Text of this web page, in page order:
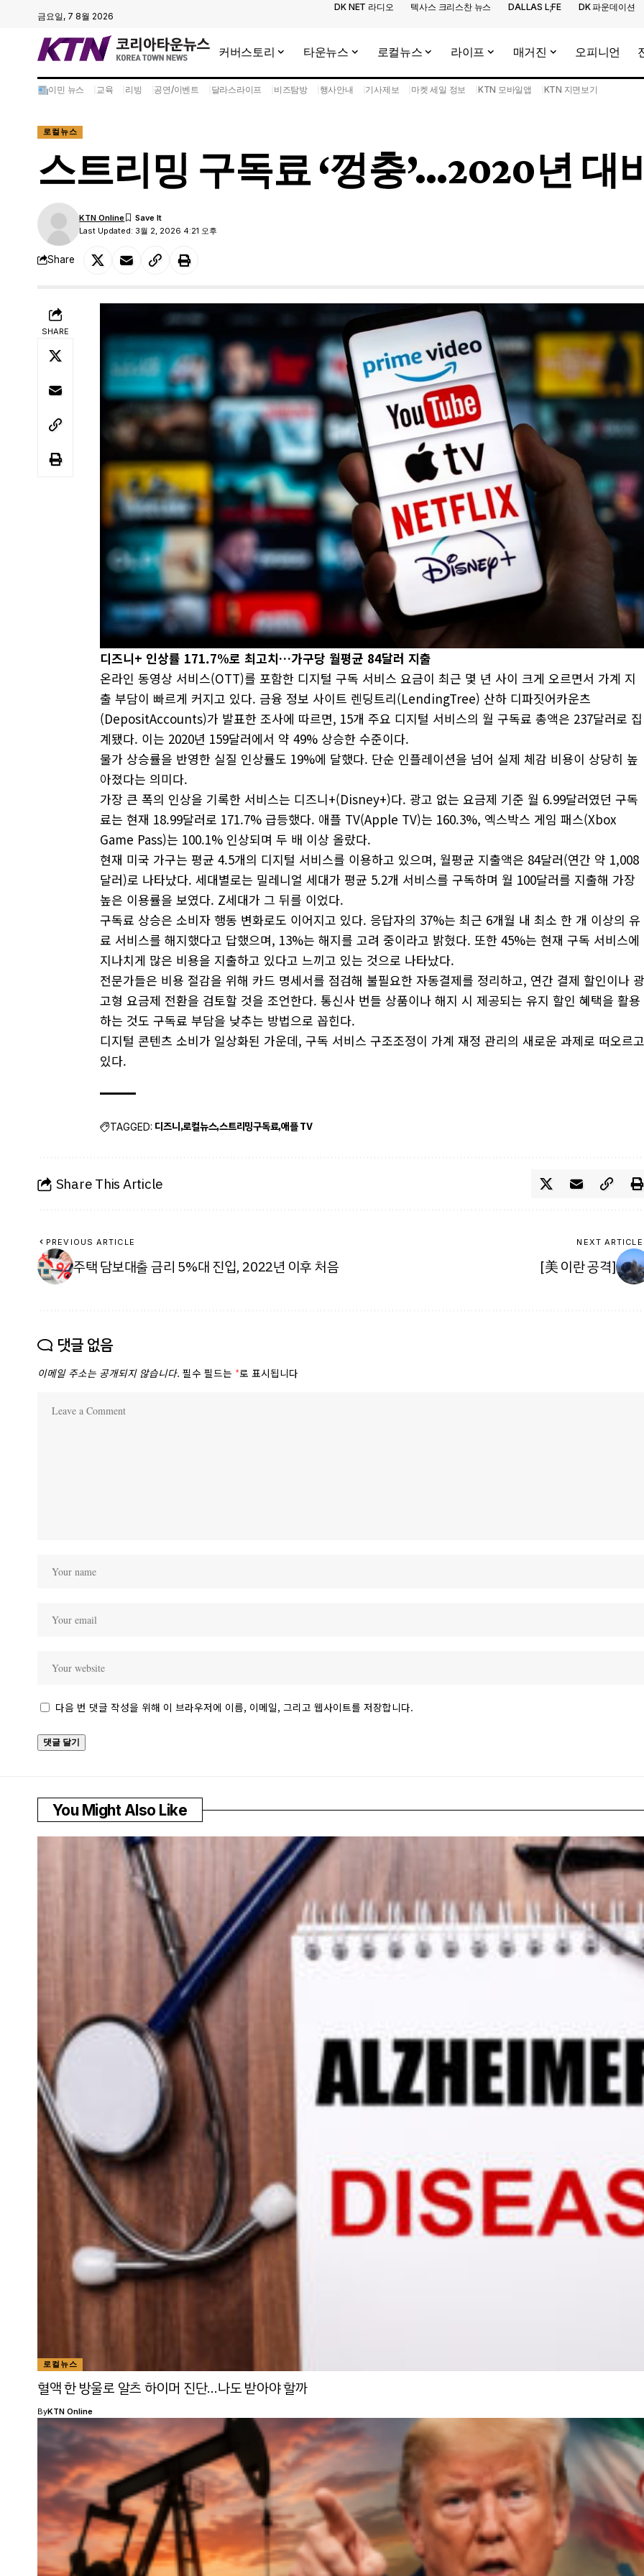
금요일, 7 8월 2026
DK NET 라디오 텍사스 크리스찬 뉴스 DALLAS L;FE DK 파운데이션
커버스토리 타운뉴스 로컬뉴스 라이프 매거진 오피니언
이민 뉴스 교육 리빙 공연/이벤트 달라스라이프 비즈탐방 행사안내 기사제보 마켓 세일 정보 KTN 모바일앱 KTN 지면보기
로컬뉴스
스트리밍 구독료 ‘껑충’…2020년 대
Last Updated: 3월 2, 2026 4:21 오후
KTN Online
Share
SHARE
디즈니+ 인상률 171.7%로 최고치…가구당 월평균 84달러지출
온라인 동영상 서비스(OTT)를 포함한 디지털 구독 서비스 요금이 최근 몇 년 사이 크게 오르면서 가계 지
출 부담이 빠르게 커지고 있다. 금융 정보 사이트 렌딩트리(LendingTree) 산하 디파짓어카운츠
(DepositAccounts)가 발표한 조사에 따르면, 15개 주요 디지털 서비스의 월 구독료 총액은 237달러로 집
계됐다. 이는 2020년 159달러에서 약 49% 상승한 수준이다.
물가 상승률을 반영한 실질 인상률도 19%에 달했다. 단순 인플레이션을 넘어 실제 체감 비용이 상당히 높
아졌다는 의미다.
가장 큰 폭의 인상을 기록한 서비스는 디즈니+(Disney+)다. 광고 없는 요금제 기준 월 6.99달러였던 구독
료는 현재 18.99달러로 171.7% 급등했다. 애플 TV(Apple TV)는 160.3%, 엑스박스 게임 패스(Xbox
Game Pass)는 100.1% 인상되며 두 배 이상 올랐다.
현재 미국 가구는 평균 4.5개의 디지털 서비스를 이용하고 있으며, 월평균 지출액은 84달러(연간 약 1,008
달러)로 나타났다. 세대별로는 밀레니얼 세대가 평균 5.2개 서비스를 구독하며 월 100달러를 지출해 가장
높은 이용률을 보였다. Z세대가 그 뒤를 이었다.
구독료 상승은 소비자 행동 변화로도 이어지고 있다. 응답자의 37%는 최근 6개월 내 최소 한 개 이상의 유
료 서비스를 해지했다고 답했으며, 13%는 해지를 고려 중이라고 밝혔다. 또한 45%는 현재 구독 서비스에
지나치게 많은 비용을 지출하고 있다고 느끼고 있는 것으로 나타났다.
전문가들은 비용 절감을 위해 카드 명세서를 점검해 불필요한 자동결제를 정리하고, 연간 결제 할인이나
고형 요금제 전환을 검토할 것을 조언한다. 통신사 번들 상품이나 해지 시 제공되는 유지 할인 혜택을 활용
하는 것도 구독료 부담을 낮추는 방법으로 꼽힌다.
디지털 콘텐츠 소비가 일상화된 가운데, 구독 서비스 구조조정이 가계 재정 관리의 새로운 과제로 떠오르
있다.
TAGGED: 디즈니 로컬뉴스스트리밍구독료애플 TV
Share This Article
PREVIOUS ARTICLE
주택 담보대출 금리 5%대 진입, 2022년 이후 처음
NEXT ARTICLE
[美 이란 공격]
댓글 없음
이메일 주소는 공개되지 않습니다. 필수 필드는 *로 표시됩니다
다음 번 댓글 작성을 위해 이 브라우저에 이름, 이메일, 그리고 웹사이트를 저장합니다.
You Might Also Like
로컬뉴스
혈액 한 방울로 알츠 하이머 진단…나도 받아야 할까
ByKTN Online